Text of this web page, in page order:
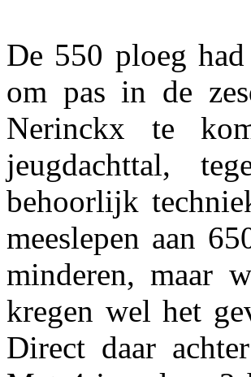
De 550 ploeg
om pas in de
Nerinckx te
jeugdachttal,
behoorlijk
meeslepen aan
minderen, maar
kregen wel het
Direct daar